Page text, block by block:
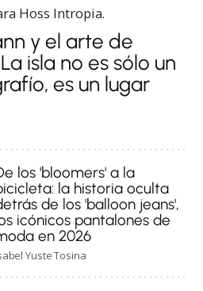
y el arte de
isla no es sólo un
es un lugar
los 'bloomers' a la
la historia oculta
de los 'balloon jeans',
icónicos pantalones de
en 2026
Yuste Tosina